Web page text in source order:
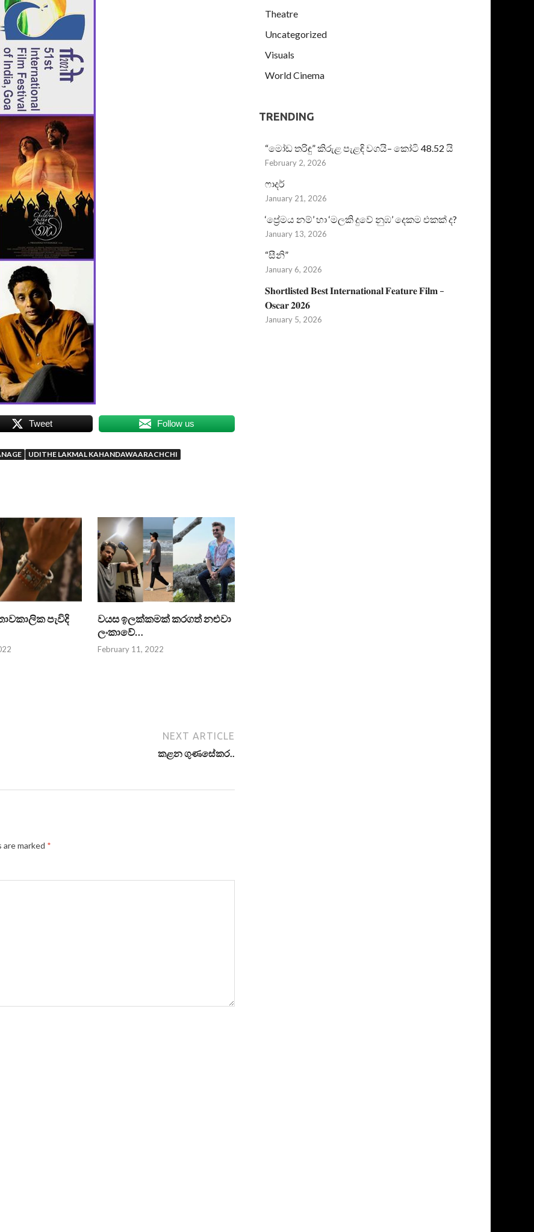
Tweet Follow us
UDITHE LAKMAL KAHANDAWAARACHCHI
පැවිදි
වයස ඉලක්කමක් කරගත් නළුවා
ලංකාවේ…
February 11, 2022
NEXT ARTICLE
කළන ගුණසේකර..
are marked *
Theatre
Uncategorized
Visuals
World Cinema
TRENDING
“මෝඩ තරිඳු” කිරුළ පැළඳි වගයි– කෝටි 48.52 යි
February 2, 2026
ෆාදර්
January 21, 2026
‘ප්‍රේමය නම්’ හා ‘මලකි දුවේ නුඹ’ දෙකම එකක් ද?
January 13, 2026
“සීනි”
January 6, 2026
𝐒𝐡𝐨𝐫𝐭𝐥𝐢𝐬𝐭𝐞𝐝 𝐁𝐞𝐬𝐭 𝐈𝐧𝐭𝐞𝐫𝐧𝐚𝐭𝐢𝐨𝐧𝐚𝐥 𝐅𝐞𝐚𝐭𝐮𝐫𝐞 𝐅𝐢𝐥𝐦 –
𝐎𝐬𝐜𝐚𝐫 𝟐𝟎𝟐𝟔
January 5, 2026